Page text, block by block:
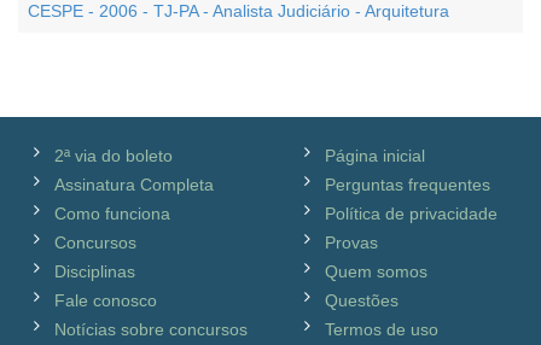
CESPE - 2006 - TJ-PA - Analista Judiciário - Arquitetura
2ª via do boleto
Assinatura Completa
Como funciona
Concursos
Disciplinas
Fale conosco
Notícias sobre concursos
Página inicial
Perguntas frequentes
Política de privacidade
Provas
Quem somos
Questões
Termos de uso